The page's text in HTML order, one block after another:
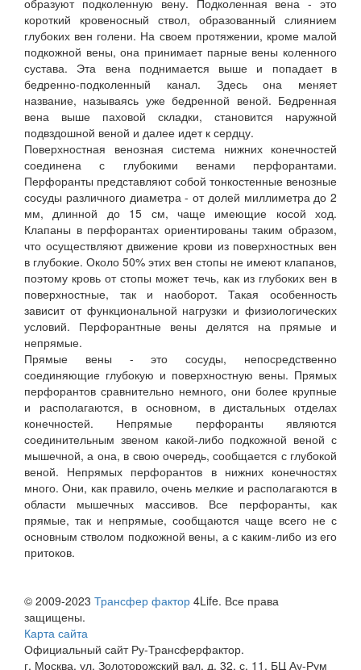
образуют подколенную вену. Подколенная вена - это
короткий кровеносный ствол, образованный слиянием
глубоких вен голени. На своем протяжении, кроме малой
подкожной вены, она принимает парные вены коленного
сустава. Эта вена поднимается выше и попадает в
бедренно-подколенный канал. Здесь она меняет
название, называясь уже бедренной веной. Бедренная
вена выше паховой складки, становится наружной
подвздошной веной и далее идет к сердцу.
Поверхностная венозная система нижних конечностей
соединена с глубокими венами перфорантами.
Перфоранты представляют собой тонкостенные венозные
сосуды различного диаметра - от долей миллиметра до 2
мм, длинной до 15 см, чаще имеющие косой ход.
Клапаны в перфорантах ориентированы таким образом,
что осуществляют движение крови из поверхностных вен
в глубокие. Около 50% этих вен стопы не имеют клапанов,
поэтому кровь от стопы может течь, как из глубоких вен в
поверхностные, так и наоборот. Такая особенность
зависит от функциональной нагрузки и физиологических
условий. Перфорантные вены делятся на прямые и
непрямые.
Прямые вены - это сосуды, непосредственно
соединяющие глубокую и поверхностную вены. Прямых
перфорантов сравнительно немного, они более крупные
и располагаются, в основном, в дистальных отделах
конечностей. Непрямые перфоранты являются
соединительным звеном какой-либо подкожной веной с
мышечной, а она, в свою очередь, сообщается с глубокой
веной. Непрямых перфорантов в нижних конечностях
много. Они, как правило, очень мелкие и располагаются в
области мышечных массивов. Все перфоранты, как
прямые, так и непрямые, сообщаются чаще всего не с
основным стволом подкожной вены, а с каким-либо из его
притоков.
© 2009-2023 Трансфер фактор 4Life. Все права
защищены.
Карта сайта
Официальный сайт Ру-Трансферфактор.
г. Москва, ул. Золоторожский вал, д. 32, с. 11, БЦ Ау-Рум